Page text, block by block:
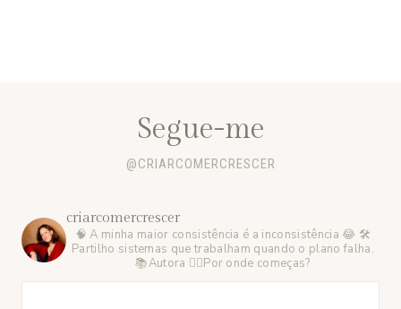
Segue-me
@CRIARCOMERCRESCER
criarcomercrescer
🧠 A minha maior consistência é a inconsistência 😂 🛠️
Partilho sistemas que trabalham quando o plano falha.
📚Autora 👇🏻Por onde começas?